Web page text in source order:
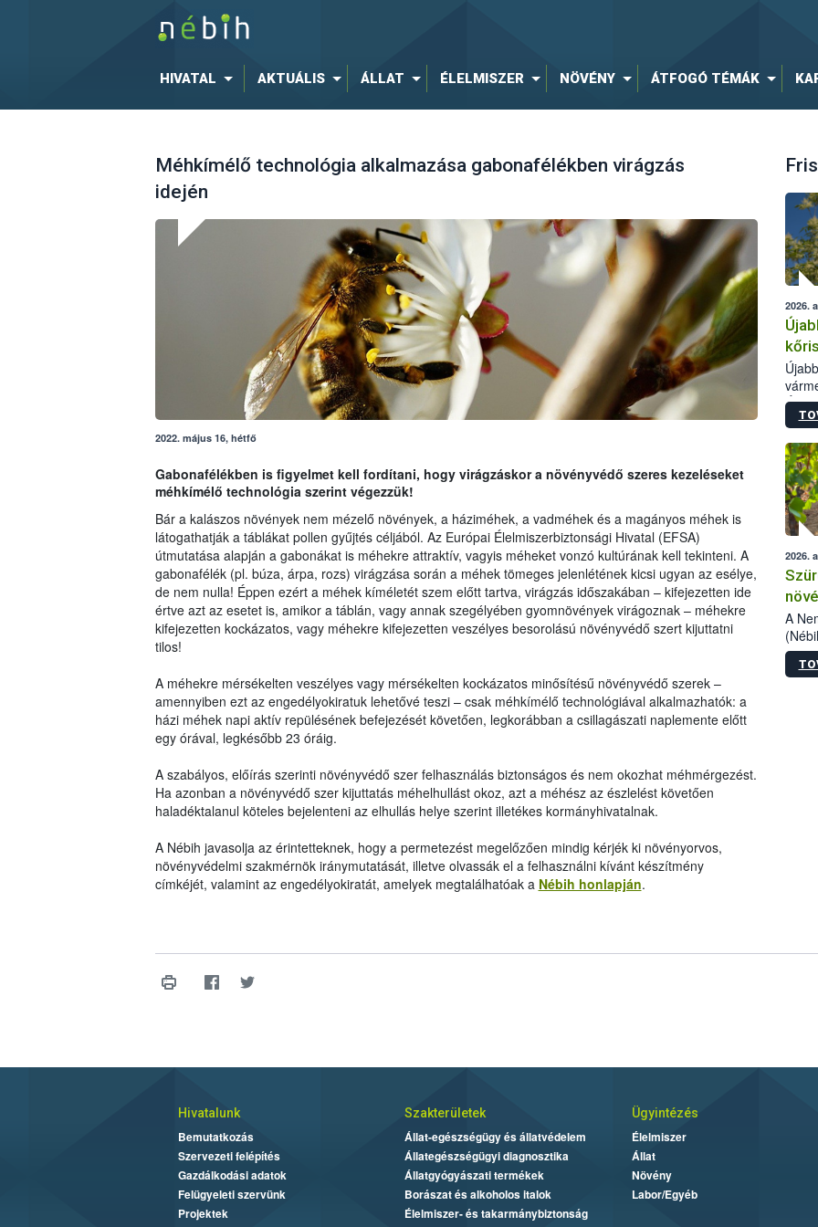
HIVATAL AKTUÁLIS ÁLLAT ÉLELMISZER NÖVÉNY ÁTFOGÓ TÉMÁK
Méhkímélő technológia alkalmazása gabonafélékben virágzás
idején
2022. május 16, hétfő
Gabonafélékben is figyelmet kell fordítani, hogy virágzáskor a növényvédő szeres kezeléseket
méhkímélő technológia szerint végezzük!
Bár a kalászos növények nem mézelő növények, a háziméhek, a vadméhek és a magányos méhek is
látogathatják a táblákat pollen gyűjtés céljából. Az Európai Élelmiszerbiztonsági Hivatal (EFSA)
útmutatása alapján a gabonákat is méhekre attraktív, vagyis méheket vonzó kultúrának kell tekinteni. A
gabonafélék (pl. búza, árpa, rozs) virágzása során a méhek tömeges jelenlétének kicsi ugyan az esélye,
de nem nulla! Éppen ezért a méhek kíméletét szem előtt tartva, virágzás időszakában – kifejezetten ide
értve azt az esetet is, amikor a táblán, vagy annak szegélyében gyomnövények virágoznak – méhekre
kifejezetten kockázatos, vagy méhekre kifejezetten veszélyes besorolású növényvédő szert kijuttatni
tilos!
A méhekre mérsékelten veszélyes vagy mérsékelten kockázatos minősítésű növényvédő szerek –
amennyiben ezt az engedélyokiratuk lehetővé teszi – csak méhkímélő technológiával alkalmazhatók: a
házi méhek napi aktív repülésének befejezését követően, legkorábban a csillagászati naplemente előtt
egy órával, legkésőbb 23 óráig.
A szabályos, előírás szerinti növényvédő szer felhasználás biztonságos és nem okozhat méhmérgezést.
Ha azonban a növényvédő szer kijuttatás méhelhullást okoz, azt a méhész az észlelést követően
haladéktalanul köteles bejelenteni az elhullás helye szerint illetékes kormányhivatalnak.
A Nébih javasolja az érintetteknek, hogy a permetezést megelőzően mindig kérjék ki növényorvos,
növényvédelmi szakmérnök iránymutatását, illetve olvassák el a felhasználni kívánt készítmény
címkéjét, valamint az engedélyokiratát, amelyek megtalálhatóak a Nébih honlapján.
2026.
2026.
A
Hivatalunk
Bemutatkozás
Szervezeti felépítés
Gazdálkodási adatok
Felügyeleti szervünk
Projektek
Szakterületek
Állat-egészségügy és állatvédelem
Állategészségügyi diagnosztika
Állatgyógyászati termékek
Borászat és alkoholos italok
Élelmiszer- és takarmánybiztonság
Ügyintézés
Élelmiszer
Állat
Növény
Labor/Egyéb